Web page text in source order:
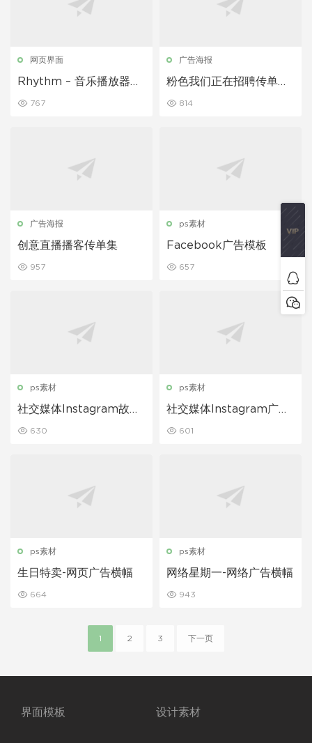
网页界面
Rhythm – 音乐播放器登
767
广告海报
粉色我们正在招聘传单套
814
广告海报
创意直播播客传单集
957
ps素材
Facebook广告模板
657
ps素材
社交媒体Instagram故事
630
ps素材
社交媒体Instagram广告
601
ps素材
生日特卖-网页广告横幅
664
ps素材
网络星期一-网络广告横幅
943
1 2 3 下一页
界面模板 设计素材